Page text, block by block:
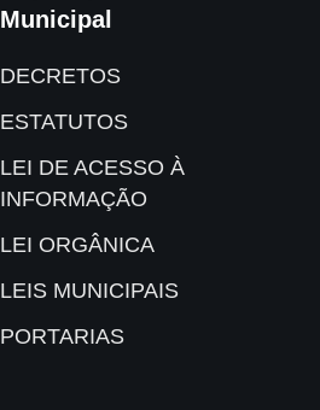
Municipal
DECRETOS
ESTATUTOS
LEI DE ACESSO À
INFORMAÇÃO
LEI ORGÂNICA
LEIS MUNICIPAIS
PORTARIAS